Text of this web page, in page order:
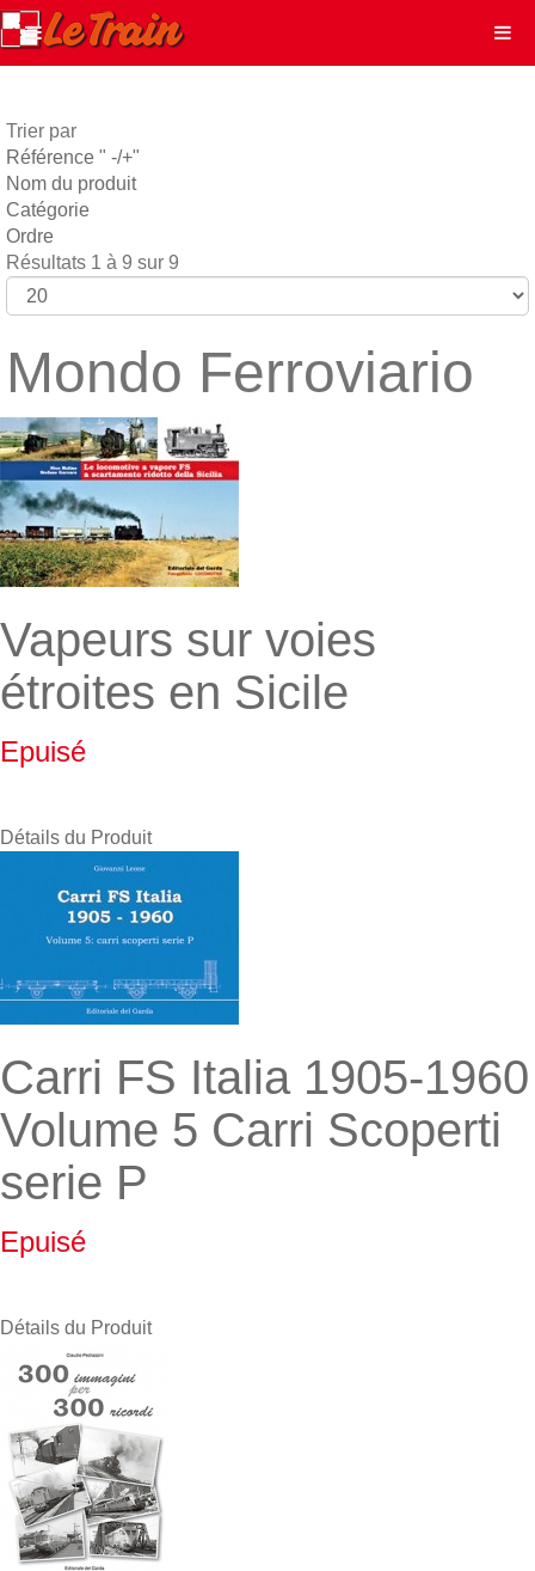
Trier par
Référence " -/+"
Nom du produit
Catégorie
Ordre
Résultats 1 à 9 sur 9
Mondo Ferroviario
Vapeurs sur voies
étroites en Sicile
Epuisé
Détails du Produit
Carri FS Italia 1905-1960
Volume 5 Carri Scoperti
serie P
Epuisé
Détails du Produit